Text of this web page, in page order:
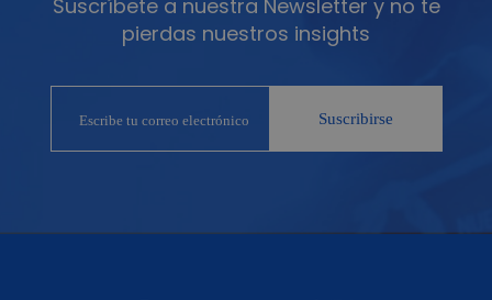
Suscríbete a nuestra Newsletter y no te
pierdas nuestros insights